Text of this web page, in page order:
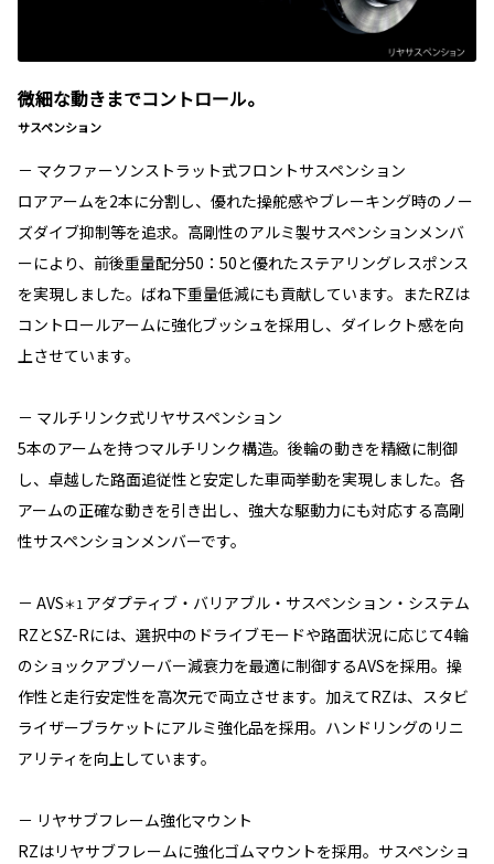
微細な動きまでコントロール。
サスペンション
－ マクファーソンストラット式フロントサスペンション
ロアアームを2本に分割し、優れた操舵感やブレーキング時のノー
ズダイブ抑制等を追求。高剛性のアルミ製サスペンションメンバ
ーにより、前後重量配分50：50と優れたステアリングレスポンス
を実現しました。ばね下重量低減にも貢献しています。またRZは
コントロールアームに強化ブッシュを採用し、ダイレクト感を向
上させています。
－ マルチリンク式リヤサスペンション
5本のアームを持つマルチリンク構造。後輪の動きを精緻に制御
し、卓越した路面追従性と安定した車両挙動を実現しました。各
アームの正確な動きを引き出し、強大な駆動力にも対応する高剛
性サスペンションメンバーです。
－ AVS＊1 アダプティブ・バリアブル・サスペンション・システム
RZとSZ-Rには、選択中のドライブモードや路面状況に応じて4輪
のショックアブソーバー減衰力を最適に制御するAVSを採用。操
作性と走行安定性を高次元で両立させます。加えてRZは、スタビ
ライザーブラケットにアルミ強化品を採用。ハンドリングのリニ
アリティを向上しています。
－ リヤサブフレーム強化マウント
RZはリヤサブフレームに強化ゴムマウントを採用。サスペンショ